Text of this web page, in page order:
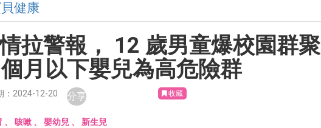
健康
拉警報， 12 歲男童爆校園群聚
月以下嬰兒為高危險群
：2024-12-20 分享 收藏
、咳嗽 、嬰幼兒 、新生兒